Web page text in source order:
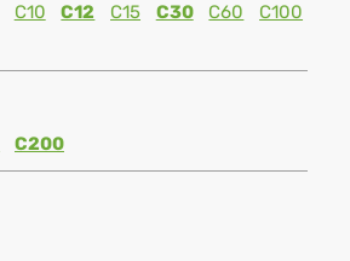
C10 C12 C15 C30 C60
C100
C200